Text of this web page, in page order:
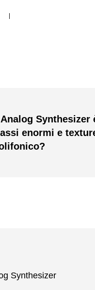
Synthesizer
enormi e
Synthesizer